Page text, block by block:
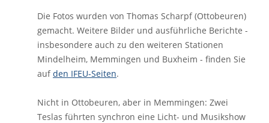
Die Fotos wurden von Thomas Scharpf (Ottobeuren)
gemacht. Weitere Bilder und ausführliche Berichte -
insbesondere auch zu den weiteren Stationen
Mindelheim, Memmingen und Buxheim - finden Sie
aufden IFEU-Seiten.
Nicht in Ottobeuren, aber in Memmingen: Zwei
Teslas führten synchron eine Licht- und Musikshow